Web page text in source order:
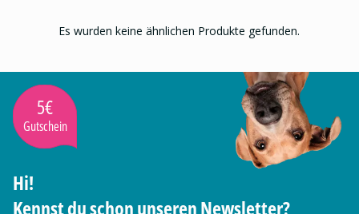
Es wurden keine ähnlichen Produkte gefunden.
5€
Gutschein
Hi!
Kennst du schon unseren Newsletter?